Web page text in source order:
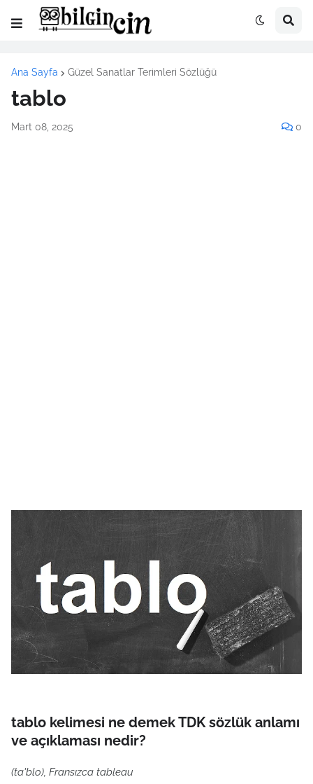
Ana Sayfa Güzel Sanatlar Terimleri Sözlüğü
tablo
Mart 08, 2025 0
tablo kelimesi ne demek TDK sözlük anlamı
ve açıklaması nedir?
(ta'blo), Fransızca tableau